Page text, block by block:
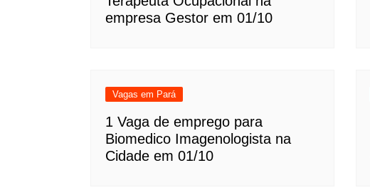
empresa Gestor em 01/10
Vagas em Pará
1 Vaga de emprego para
Biomedico Imagenologista na
Cidade em 01/10